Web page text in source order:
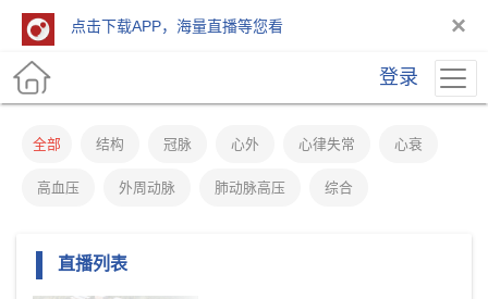
点击下载APP，海量直播等您看 ×
登录
全部 结构 冠脉 心外 心律失常 心衰
高血压 外周动脉 肺动脉高压 综合
直播列表